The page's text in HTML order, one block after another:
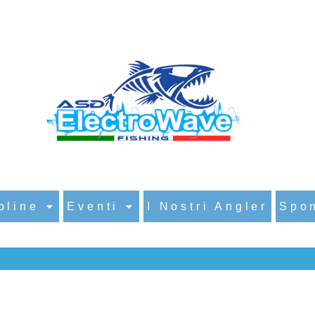
Eventi I Nostri Angler
BIG GAME CITTÀ DI ROMA 2022
Città di Roma